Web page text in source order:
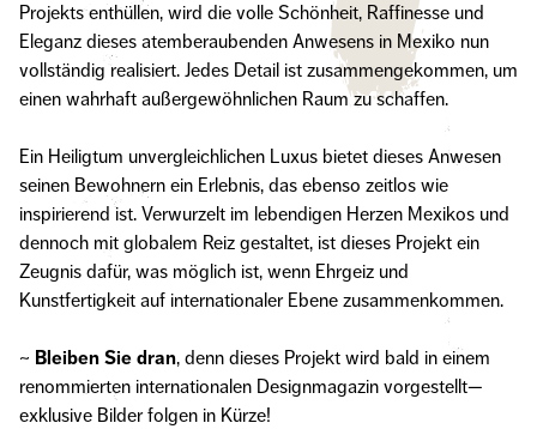
Projekts enthüllen, wird die volle Schönheit, Raffinesse und
Eleganz dieses atemberaubenden Anwesens in Mexiko nun
vollständig realisiert. Jedes Detail ist zusammengekommen, um
einen wahrhaft außergewöhnlichen Raum zu schaffen.
Ein Heiligtum unvergleichlichen Luxus bietet dieses Anwesen
seinen Bewohnern ein Erlebnis, das ebenso zeitlos wie
inspirierend ist. Verwurzelt im lebendigen Herzen Mexikos und
dennoch mit globalem Reiz gestaltet, ist dieses Projekt ein
Zeugnis dafür, was möglich ist, wenn Ehrgeiz und
Kunstfertigkeit auf internationaler Ebene zusammenkommen.
~ Bleiben Sie dran, denn dieses Projekt wird bald in einem
renommierten internationalen Designmagazin vorgestellt—
exklusive Bilder folgen in Kürze!